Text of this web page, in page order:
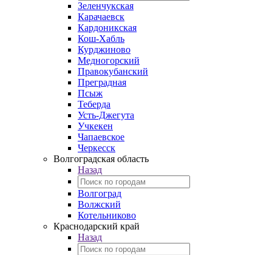
Зеленчукская
Карачаевск
Кардоникская
Кош-Хабль
Курджиново
Медногорский
Правокубанский
Преградная
Псыж
Теберда
Усть-Джегута
Учкекен
Чапаевское
Черкесск
Волгоградская область
Назад
Волгоград
Волжский
Котельниково
Краснодарский край
Назад